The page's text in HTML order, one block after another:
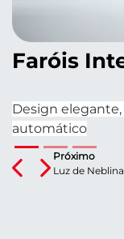
Faróis
Design
automático
Previous
Next